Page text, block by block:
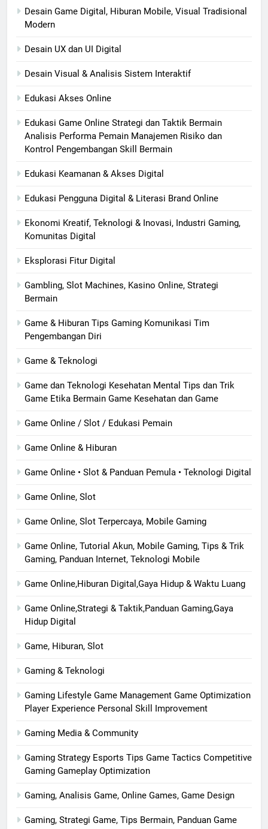
Desain Game Digital, Hiburan Mobile, Visual Tradisional
Modern
Desain UX dan UI Digital
Desain Visual & Analisis Sistem Interaktif
Edukasi Akses Online
Edukasi Game Online Strategi dan Taktik Bermain
Analisis Performa Pemain Manajemen Risiko dan
Kontrol Pengembangan Skill Bermain
Edukasi Keamanan & Akses Digital
Edukasi Pengguna Digital & Literasi Brand Online
Ekonomi Kreatif, Teknologi & Inovasi, Industri Gaming,
Komunitas Digital
Eksplorasi Fitur Digital
Gambling, Slot Machines, Kasino Online, Strategi
Bermain
Game & Hiburan Tips Gaming Komunikasi Tim
Pengembangan Diri
Game & Teknologi
Game dan Teknologi Kesehatan Mental Tips dan Trik
Game Etika Bermain Game Kesehatan dan Game
Game Online / Slot / Edukasi Pemain
Game Online & Hiburan
Game Online • Slot & Panduan Pemula • Teknologi Digital
Game Online, Slot
Game Online, Slot Terpercaya, Mobile Gaming
Game Online, Tutorial Akun, Mobile Gaming, Tips & Trik
Gaming, Panduan Internet, Teknologi Mobile
Game Online,Hiburan Digital,Gaya Hidup & Waktu Luang
Game Online,Strategi & Taktik,Panduan Gaming,Gaya
Hidup Digital
Game, Hiburan, Slot
Gaming & Teknologi
Gaming Lifestyle Game Management Game Optimization
Player Experience Personal Skill Improvement
Gaming Media & Community
Gaming Strategy Esports Tips Game Tactics Competitive
Gaming Gameplay Optimization
Gaming, Analisis Game, Online Games, Game Design
Gaming, Strategi Game, Tips Bermain, Panduan Game